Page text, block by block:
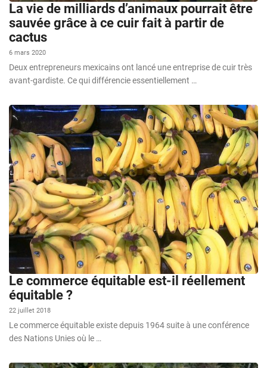
La vie de milliards d’animaux pourrait être
sauvée grâce à ce cuir fait à partir de
cactus
6 mars 2020
Deux entrepreneurs mexicains ont lancé une entreprise de cuir très
avant-gardiste. Ce qui différencie essentiellement …
Le commerce équitable est-il réellement
équitable ?
22 juillet 2018
Le commerce équitable existe depuis 1964 suite à une conférence
des Nations Unies où le …